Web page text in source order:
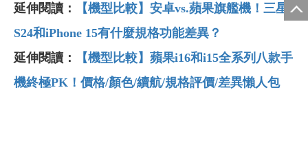
延伸閱讀：
【機型比較】安卓vs.蘋果旗艦機！三星
S24和iPhone 15有什麼規格功能差異？
延伸閱讀：
【機型比較】蘋果i16和i15全系列八款手
機終極PK ！價格/顏色/續航/規格評價/差異懶人包